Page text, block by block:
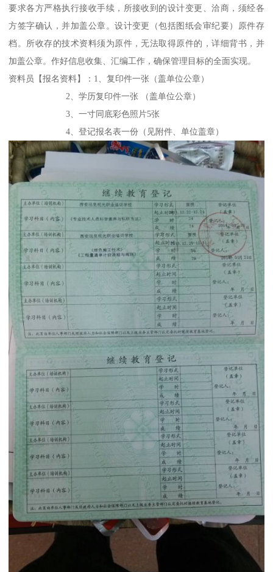
要求各方严格执行接收手续，所接收到的设计变更、洽商，须经各
方签字确认，并加盖公章。设计变更（包括图纸会审纪要）原件存
档。所收存的技术资料须为原件，无法取得原件的，详细背书，并
加盖公章。作好信息收集、汇编工作，确保管理目标的全面实现。
资料员【报名资料】：1、复印件一张（盖单位公章）
2、学历复印件一张 （盖单位公章）
3、一寸同底彩色照片5张
4、登记报名表一份（见附件、单位盖章）